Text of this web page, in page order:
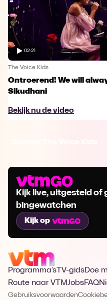
02:21
The Voice Kids
Ontroerend! We will
Sikudhani
Bekijk nu de video
Kijk live, uitgesteld of
bingewatchen
Kijk op
Programma's TV-gidsDoe
Route naar VTMJobsFAQ
Gebruiksvoorwaarden